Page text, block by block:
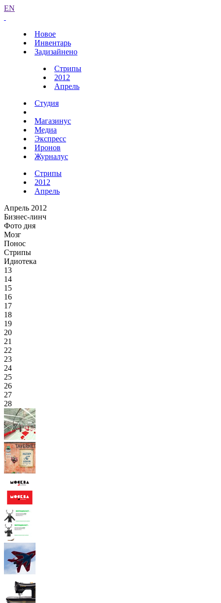
EN
Новое
Инвентарь
Задизайнено
Стрипы
2012
Апрель
Студия
Магазинус
Медиа
Экспресс
Иронов
Журналус
Стрипы
2012
Апрель
Апрель 2012
Бизнес-линч
Фото дня
Мозг
Понос
Стрипы
Идиотека
13
14
15
16
17
18
19
20
21
22
23
24
25
26
27
28